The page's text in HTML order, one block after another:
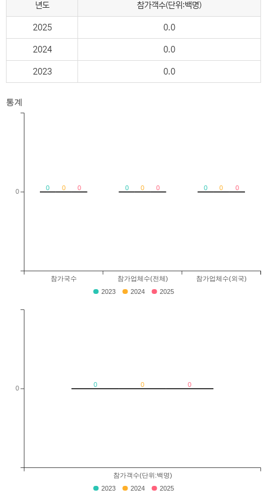
년도
참가객수(단위:백명)
2025 0.0
2024 0.0
2023 0.0
통계
0 0 0
0 0 0
0 0 0
참가국수 참가업체수(전체) 참가업체수(외국)
0
2023 2024 2025
0 0 0
참가객수(단위:백명)
0
2023 2024 2025